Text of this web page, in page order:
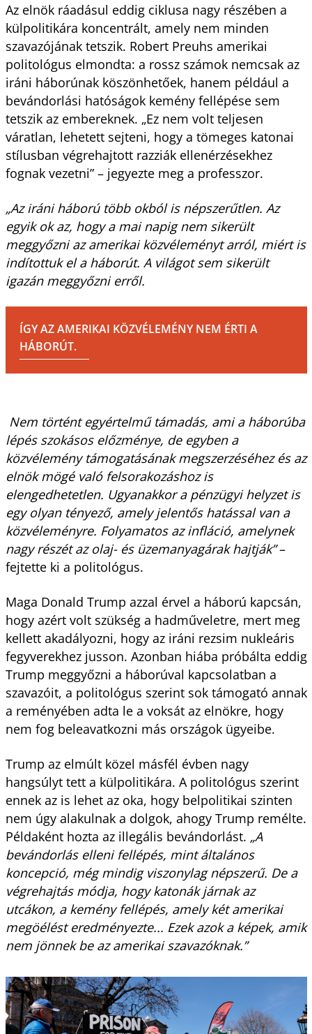
Az elnök ráadásul eddig ciklusa nagy részében a
külpolitikára koncentrált, amely nem minden
szavazójának tetszik. Robert Preuhs amerikai
politológus elmondta: a rossz számok nemcsak az
iráni háborúnak köszönhetőek, hanem például a
bevándorlási hatóságok kemény fellépése sem
tetszik az embereknek. „Ez nem volt teljesen
váratlan, lehetett sejteni, hogy a tömeges katonai
stílusban végrehajtott razziák ellenérzésekhez
fognak vezetni” – jegyezte meg a professzor.
„Az iráni háború több okból is népszerűtlen. Az
egyik ok az, hogy a mai napig nem sikerült
meggyőzni az amerikai közvéleményt arról, miért is
indítottuk el a háborút. A világot sem sikerült
igazán meggyőzni erről.
ÍGY AZ AMERIKAI KÖZVÉLEMÉNY NEM ÉRTI A
HÁBORÚT.
Nem történt egyértelmű támadás, ami a háborúba
lépés szokásos előzménye, de egyben a
közvélemény támogatásának megszerzéséhez és az
elnök mögé való felsorakozáshoz is
elengedhetetlen. Ugyanakkor a pénzügyi helyzet is
egy olyan tényező, amely jelentős hatással van a
közvéleményre. Folyamatos az infláció, amelynek
nagy részét az olaj- és üzemanyagárak hajtják”–
fejtette ki a politológus.
Maga Donald Trump azzal érvel a háború kapcsán,
hogy azért volt szükség a hadműveletre, mert meg
kellett akadályozni, hogy az iráni rezsim nukleáris
fegyverekhez jusson. Azonban hiába próbálta eddig
Trump meggyőzni a háborúval kapcsolatban a
szavazóit, a politológus szerint sok támogató annak
a reményében adta le a voksát az elnökre, hogy
nem fog beleavatkozni más országok ügyeibe.
Trump az elmúlt közel másfél évben nagy
hangsúlyt tett a külpolitikára. A politológus szerint
ennek az is lehet az oka, hogy belpolitikai szinten
nem úgy alakulnak a dolgok, ahogy Trump remélte.
Példaként hozta az illegális bevándorlást. „A
bevándorlás elleni fellépés, mint általános
koncepció, még mindig viszonylag népszerű. De a
végrehajtás módja, hogy katonák járnak az
utcákon, a kemény fellépés, amely két amerikai
megöélést eredményezte... Ezek azok a képek, amik
nem jönnek be az amerikai szavazóknak.”